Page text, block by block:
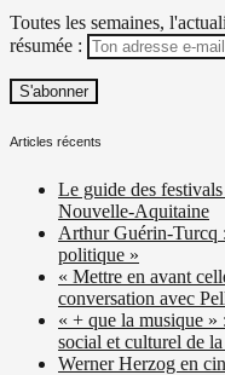
Toutes les semaines,
résumée :
Articles récents
Le guide des
Nouvelle-Aquitaine
Arthur Guérin-Turcq
politique »
« Mettre en avant
conversation avec
« + que la musique
social et culturel de
Werner Herzog en